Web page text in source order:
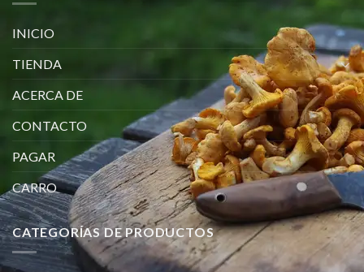
INICIO
TIENDA
ACERCA DE
CONTACTO
PAGAR
CARRO
CATEGORÍAS DE PRODUCTOS